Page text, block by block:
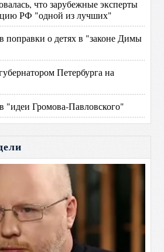
что зарубежные эксперты
РФ "одной из лучших"
поправки о детях в "законе Димы
Петербурга на
"идеи Громова-Павловского"